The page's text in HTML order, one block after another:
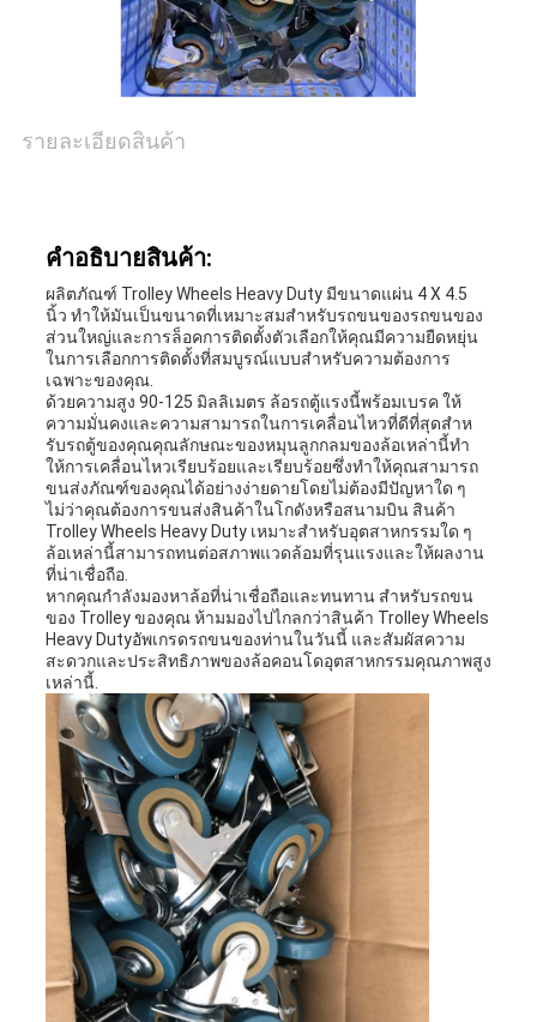
แผนผัง
PRIVACY
POLICY
รายละเอียดสินค้า
คําอธิบายสินค้า:
ผลิตภัณฑ์ Trolley Wheels Heavy Duty มีขนาดแผ่น 4 X 4.5
นิ้ว ทําให้มันเป็นขนาดที่เหมาะสมสําหรับรถขนของรถขนของ
ส่วนใหญ่และการล็อคการติดตั้งตัวเลือกให้คุณมีความยืดหยุ่น
ในการเลือกการติดตั้งที่สมบูรณ์แบบสําหรับความต้องการ
เฉพาะของคุณ.
ด้วยความสูง 90-125 มิลลิเมตร ล้อรถตู้แรงนี้พร้อมเบรค ให้
ความมั่นคงและความสามารถในการเคลื่อนไหวที่ดีที่สุดสําห
รับรถตู้ของคุณคุณลักษณะของหมุนลูกกลมของล้อเหล่านี้ทํา
ให้การเคลื่อนไหวเรียบร้อยและเรียบร้อยซึ่งทําให้คุณสามารถ
ขนส่งภัณฑ์ของคุณได้อย่างง่ายดายโดยไม่ต้องมีปัญหาใด ๆ
ไม่ว่าคุณต้องการขนส่งสินค้าในโกดังหรือสนามบิน สินค้า
Trolley Wheels Heavy Duty เหมาะสําหรับอุตสาหกรรมใด ๆ
ล้อเหล่านี้สามารถทนต่อสภาพแวดล้อมที่รุนแรงและให้ผลงาน
ที่น่าเชื่อถือ.
หากคุณกําลังมองหาล้อที่น่าเชื่อถือและทนทาน สําหรับรถขน
ของ Trolley ของคุณ ห้ามมองไปไกลกว่าสินค้า Trolley Wheels
Heavy Dutyอัพเกรดรถขนของท่านในวันนี้ และสัมผัสความ
สะดวกและประสิทธิภาพของล้อคอนโดอุตสาหกรรมคุณภาพสูง
เหล่านี้.